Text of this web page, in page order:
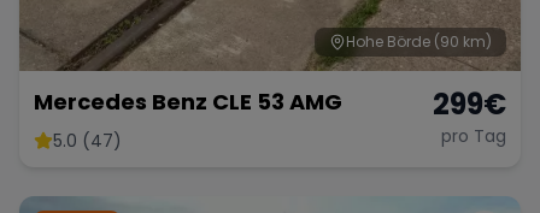
Hohe Börde (90 km)
Mercedes Benz CLE 53 AMG
5.0 (47)
299€
pro Tag